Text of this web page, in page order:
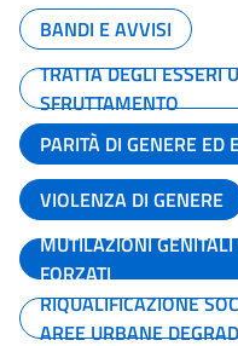
BANDI E AVVISI
TRATTA DEGLI ESSERI
SFRUTTAMENTO
PARITÀ DI GENERE
VIOLENZA DI GENERE
MUTILAZIONI
FORZATI
RIQUALIFICAZIONE
AREE URBANE